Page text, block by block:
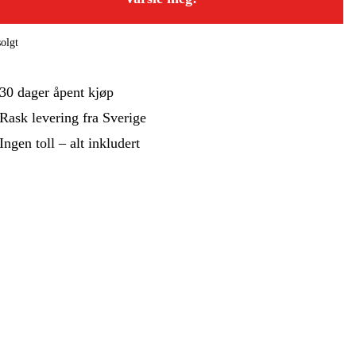
Og Fritid
30 dager åpent kjøp
Rask levering fra Sverige
Ingen toll – alt inkludert